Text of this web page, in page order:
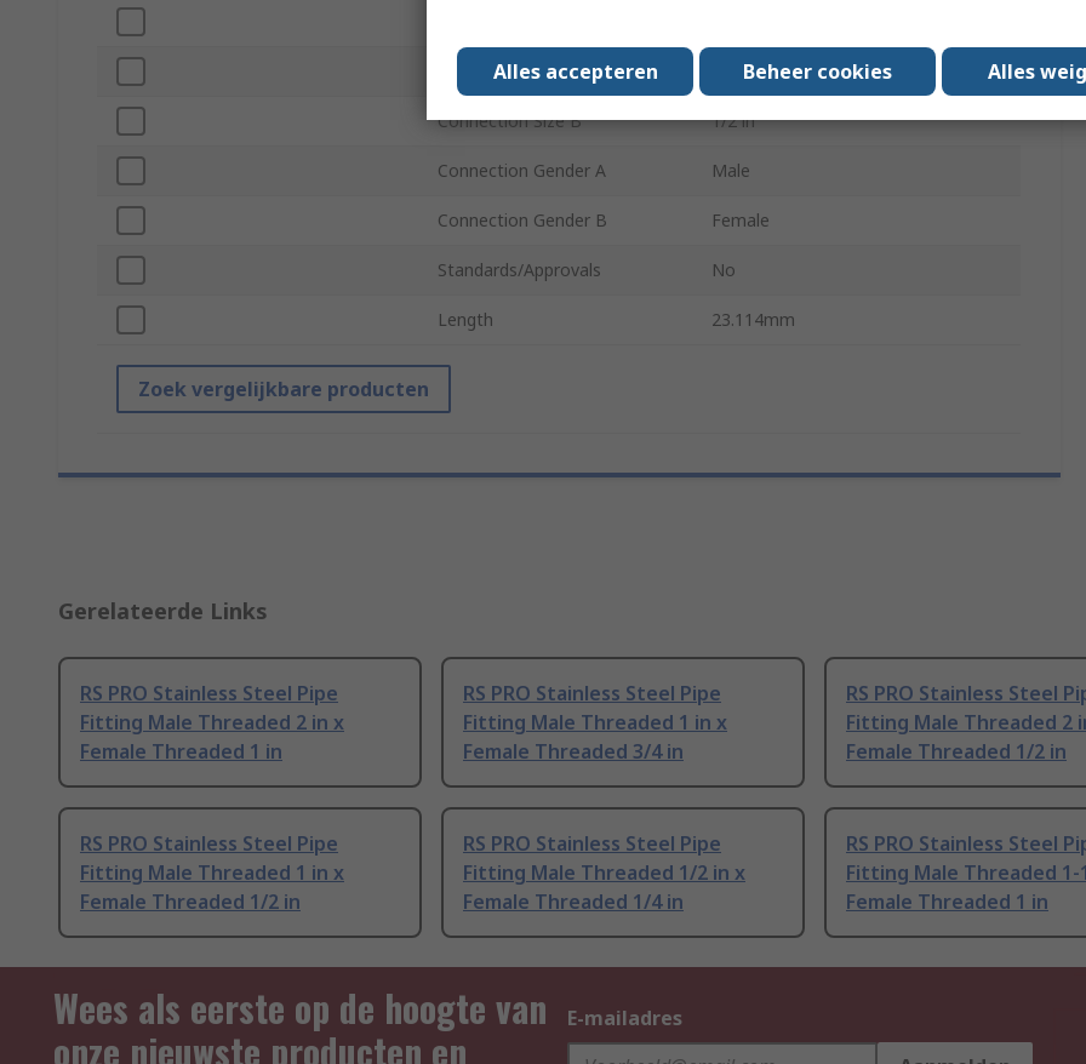
Connection Size A 3/4 in
Connection Size B 1/2 in
Connection Gender A Male
Connection Gender B Female
Standards/Approvals No
Length 23.114mm
Zoek vergelijkbare producten
Gerelateerde Links
RS PRO Stainless Steel Pipe
Fitting Male Threaded 2 in x
Female Threaded 1 in
RS PRO Stainless Steel Pipe
Fitting Male Threaded 1 in x
Female Threaded 3/4 in
RS PRO Stainless Steel
Fitting Male Threaded 2
Female Threaded 1/2 in
RS PRO Stainless Steel Pipe
Fitting Male Threaded 1 in x
Female Threaded 1/2 in
RS PRO Stainless Steel Pipe
Fitting Male Threaded 1/2 in x
Female Threaded 1/4 in
RS PRO Stainless Steel
Fitting Male Threaded 1-
Female Threaded 1 in
Wees als eerste op de hoogte van
onze nieuwste producten en
E-mailadres
Alles accepteren Beheer cookies Alles